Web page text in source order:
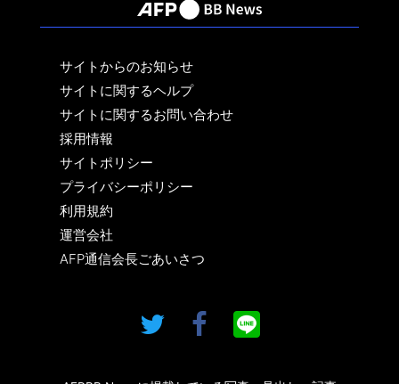
サイトからのお知らせ
サイトに関するヘルプ
サイトに関するお問い合わせ
採用情報
サイトポリシー
プライバシーポリシー
利用規約
運営会社
AFP通信会長ごあいさつ